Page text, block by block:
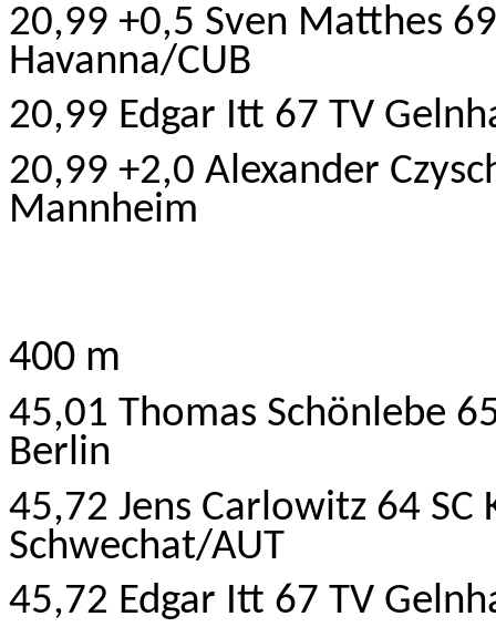
20,99 +0,5 Sven Matthes
Havanna/CUB
20,99 Edgar Itt 67 TV
20,99 +2,0 Alexander
Mannheim
400 m
45,01 Thomas Schönlebe
Berlin
45,72 Jens Carlowitz 64
Schwechat/AUT
45,72 Edgar Itt 67 TV